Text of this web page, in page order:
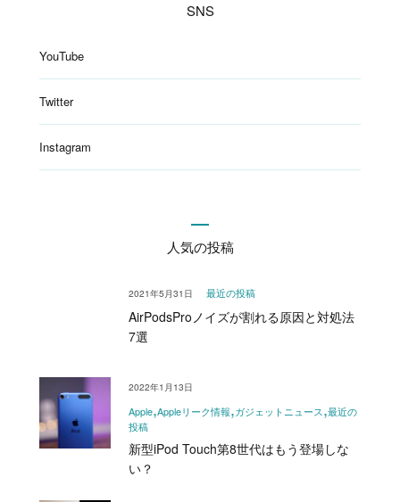
SNS
YouTube
Twitter
Instagram
人気の投稿
最近の投稿
AirPodsProノイズが割れる原因と対処法
7選
2021年5月31日
Apple Appleリーク情報 ガジェットニュース 最近の
投稿
新型iPod Touch第8世代はもう登場しな
い？
2022年1月13日